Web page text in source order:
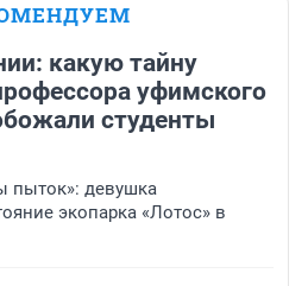
какую тайну
уфимского
студенты
пыток»: девушка
экопарка «Лотос» в